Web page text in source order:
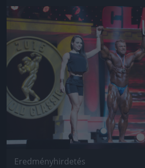
Jön még kép!
Eredményhirdetés